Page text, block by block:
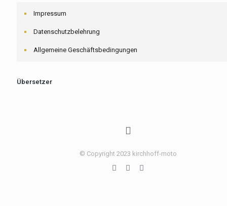
Impressum
Datenschutzbelehrung
Allgemeine Geschäftsbedingungen
Übersetzer
© Copyright 2023 kirchhoff-moto